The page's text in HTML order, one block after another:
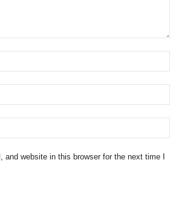
and website in this browser for the next time I